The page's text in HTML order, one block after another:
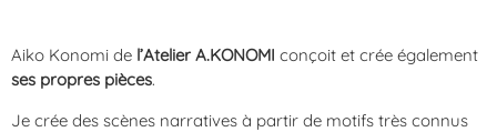
Aiko Konomi de l’Atelier A.KONOMI conçoit et crée également
ses propres pièces.
Je crée des scènes narratives à partir de motifs très connus